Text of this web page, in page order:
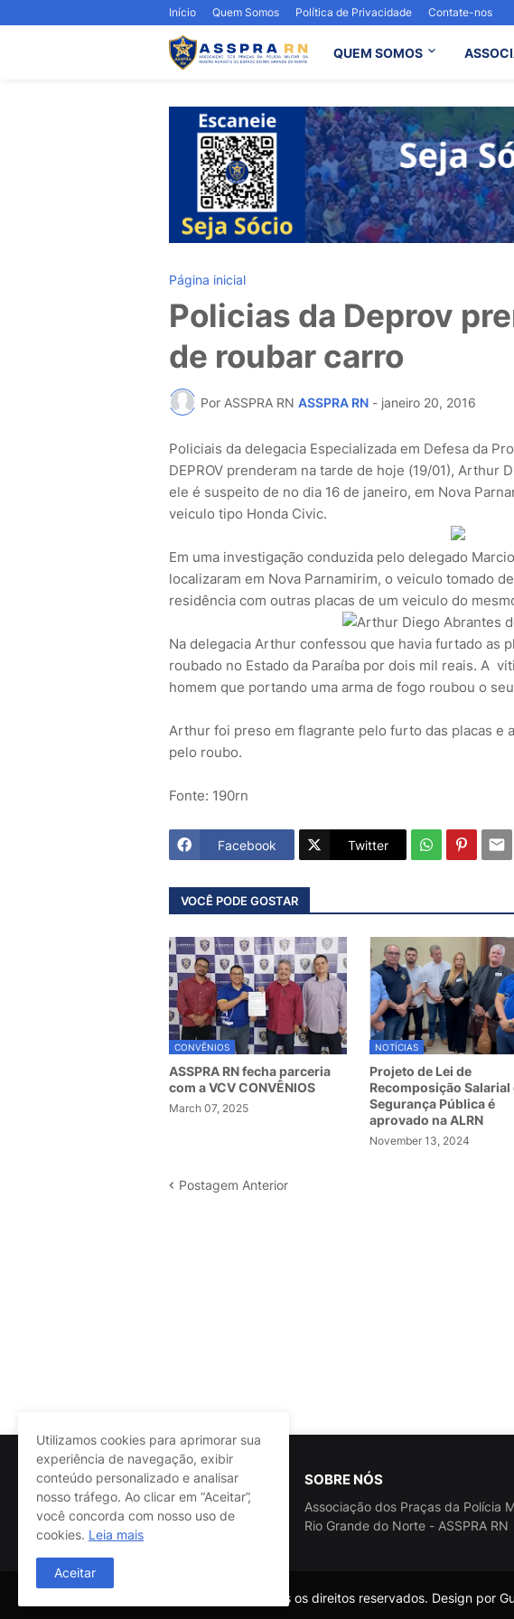
Início Quem Somos Política de Privacidade Contate-nos
QUEM SOMOS
Página inicial
Policias da Deprov
de roubar carro
Por ASSPRA RN ASSPRA RN - janeiro 20, 2016
Policiais da delegacia Especializada em Defesa da
DEPROV prenderam na tarde de hoje (19/01), Arthur
ele é suspeito de no dia 16 de janeiro, em Nova
veiculo tipo Honda Civic.
Em uma investigação conduzida pelo delegado
localizaram em Nova Parnamirim, o veiculo tomado
residência com outras placas de um veiculo do
Na delegacia Arthur confessou que havia furtado as
roubado no Estado da Paraíba por dois mil reais. A
homem que portando uma arma de fogo roubou o
Arthur foi preso em flagrante pelo furto das placas e
pelo roubo.
Fonte: 190rn
Facebook Twitter
VOCÊ PODE GOSTAR
CONVÊNIOS
ASSPRA RN fecha parceria
com a VCV CONVÊNIOS
March 07, 2025
NOTÍCIAS
Projeto de Lei de
Recomposição Salarial
Segurança Pública é
aprovado na ALRN
November 13, 2024
Postagem Anterior
SOBRE NÓS
Associação dos Praças da Polícia
Rio Grande do Norte - ASSPRA RN
@ASSPRA RN Todos os direitos reservados. Design por
Utilizamos cookies para aprimorar sua
experiência de navegação, exibir
conteúdo personalizado e analisar
nosso tráfego. Ao clicar em “Aceitar”,
você concorda com nosso uso de
cookies. Leia mais
Aceitar